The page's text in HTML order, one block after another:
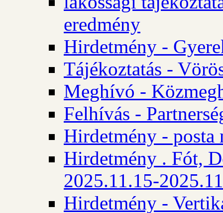
eredmény
Hirdetmény -
Tájékoztatás -
Meghívó -
Felhívás -
Hirdetmény - posta
Hirdetmény . Fót,
2025.11.15-
Hirdetmény -